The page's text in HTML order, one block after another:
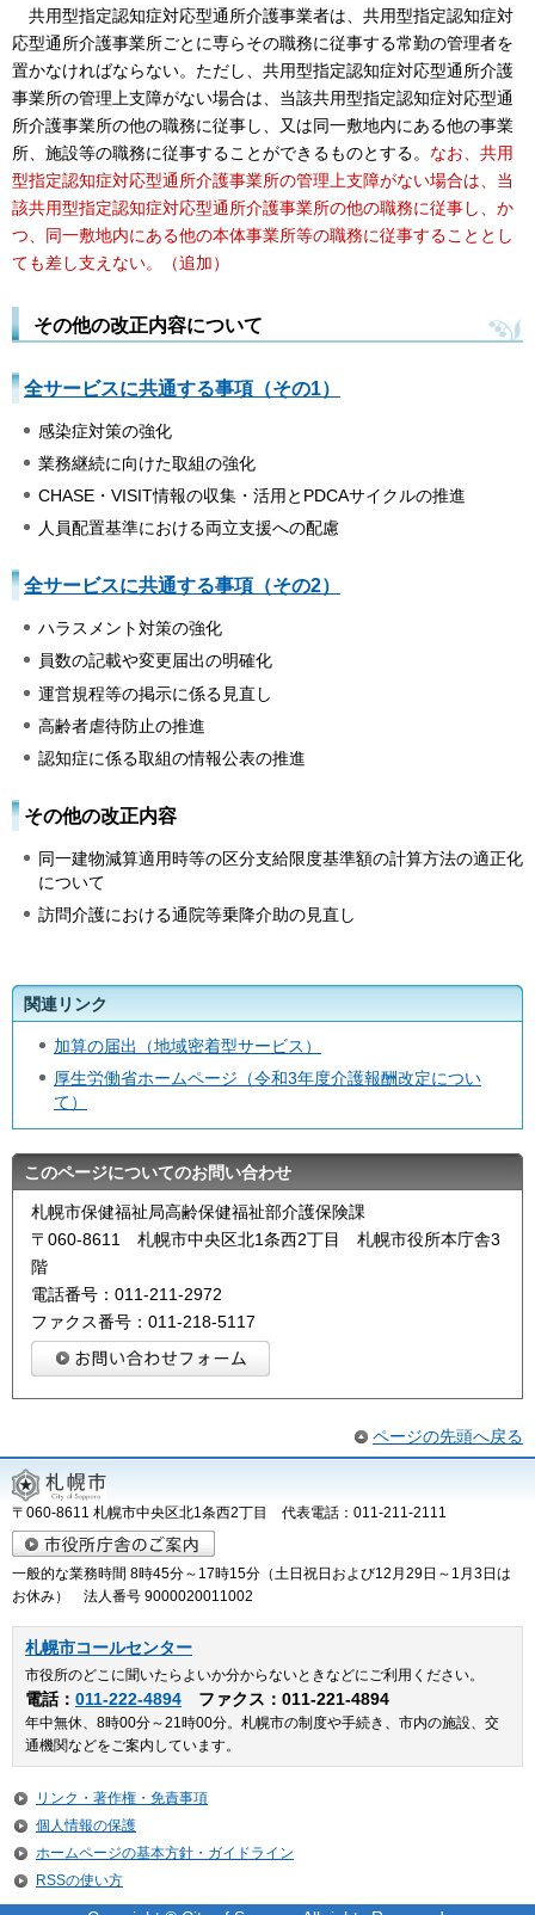
共用型指定認知症対応型通所介護事業者は、共用型指定認知症対
応型通所介護事業所ごとに専らその職務に従事する常勤の管理者を
置かなければならない。ただし、共用型指定認知症対応型通所介護
事業所の管理上支障がない場合は、当該共用型指定認知症対応型通
所介護事業所の他の職務に従事し、又は同一敷地内にある他の事業
所、施設等の職務に従事することができるものとする。 なお、共用
型指定認知症対応型通所介護事業所の管理上支障がない場合は、当
該共用型指定認知症対応型通所介護事業所の他の職務に従事し、か
つ、同一敷地内にある他の本体事業所等の職務に従事することとし
ても差し支えない。（追加）
その他の改正内容について
全サービスに共通する事項（その1）
感染症対策の強化
業務継続に向けた取組の強化
CHASE・VISIT情報の収集・活用とPDCAサイクルの推進
人員配置基準における両立支援への配慮
全サービスに共通する事項（その2）
ハラスメント対策の強化
員数の記載や変更届出の明確化
運営規程等の掲示に係る見直し
高齢者虐待防止の推進
認知症に係る取組の情報公表の推進
その他の改正内容
同一建物減算適用時等の区分支給限度基準額の計算方法の適正化
について
訪問介護における通院等乗降介助の見直し
関連リンク
加算の届出（地域密着型サービス）
厚生労働省ホームページ（令和3年度介護報酬改定につい
て）
このページについてのお問い合わせ
札幌市保健福祉局高齢保健福祉部介護保険課
〒060-8611 札幌市中央区北1条西2丁目 札幌市役所本庁舎3
階
電話番号：011-211-2972
ファクス番号：011-218-5117
ページの先頭へ戻る
〒060-8611 札幌市中央区北1条西2丁目 代表電話：011-211-2111
一般的な業務時間 8時45分～17時15分（土日祝日および12月29日～1月3日は
お休み） 法人番号 9000020011002
札幌市コールセンター
市役所のどこに聞いたらよいか分からないときなどにご利用ください。
電話： 011-222-4894 ファクス：011-221-4894
年中無休、8時00分～21時00分。札幌市の制度や手続き、市内の施設、交
通機関などをご案内しています。
リンク・著作権・免責事項
個人情報の保護
ホームページの基本方針・ガイドライン
RSSの使い方